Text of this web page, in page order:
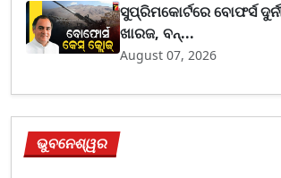
ସୁପ୍ରିମକୋର୍ଟରେ ବୋଫର୍ସ
ଖାରଜ, ବନ୍...
August 07, 2026
ଭୁବନେଶ୍ୱର